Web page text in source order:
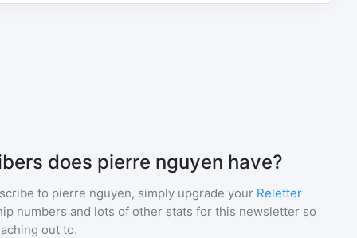
does pierre nguyen have?
to pierre nguyen, simply upgrade your Reletter
numbers and lots of other stats for this newsletter so
out to.